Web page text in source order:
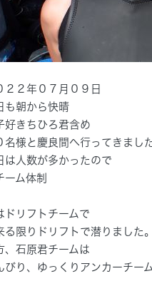
２２年０７月０９日
も朝から快晴
好きちひろ君含め
名様と慶良間へ行ってきまし
は人数が多かったので
ーム体制
ドリフトチームで
る限りドリフトで潜りました
、石原君チームは
びり、ゆっくりアンカーチー